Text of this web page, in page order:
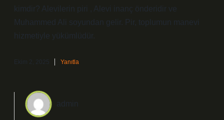
kimdir? Alevilerin piri , Alevi inanç önderidir ve
Muhammed Ali soyundan gelir. Pir, toplumun manevi
hizmetiyle yükümlüdür.
Ekim 2, 2025 Yanıtla
admin